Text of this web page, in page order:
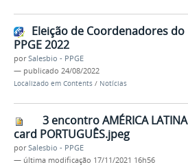
Eleição de Coordenadores do
PPGE 2022
porSalesbio - PPGE
— publicado 24/08/2022
Localizado em Contents / Notícias
3 encontro AMÉRICA LATINA
card PORTUGUÊS.jpeg
porSalesbio - PPGE
— última modificação 17/11/2021 16h56